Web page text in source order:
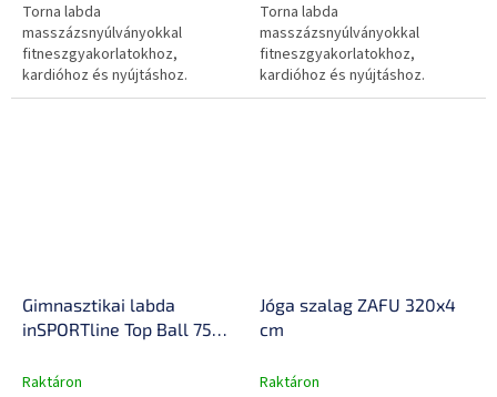
Torna labda
masszázsnyúlványokkal
fitneszgyakorlatokhoz,
kardióhoz és nyújtáshoz.
Csúszásmentes kivitel, könnyű
Torna labda
masszázsnyúlványokkal
fitneszgyakorlatokhoz,
kardióhoz és nyújtáshoz.
Csúszásmentes kivitel, könnyű
Gimnasztikai labda
inSPORTline Top Ball 75
Raktáron
Jóga szalag ZAFU 320x4
cm
Raktáron